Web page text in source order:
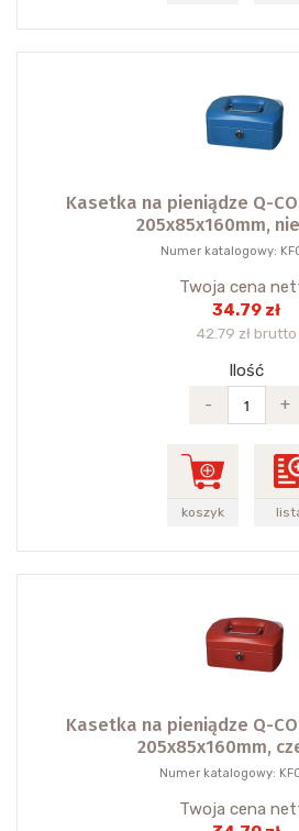
Kasetka na pieniądze Q-
205x85x160mm,
Numer katalogowy:
Twoja cena
34.79 zł
42.79 zł brutto
Ilość
-
+
koszyk
Kasetka na pieniądze Q-
205x85x160mm,
Numer katalogowy:
Twoja cena